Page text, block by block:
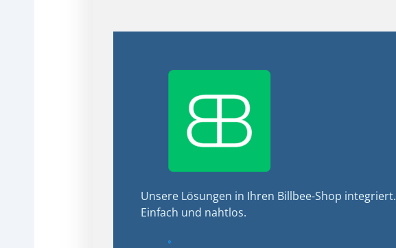
Unsere Lösungen in Ihren Billbee-Shop integriert.
Einfach und nahtlos.